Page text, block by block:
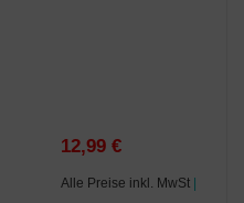
12,99 €
Alle Preise inkl. MwSt |